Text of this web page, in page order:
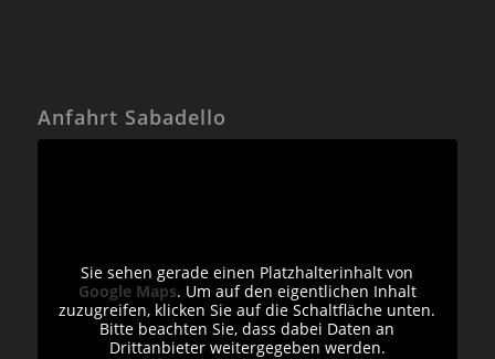
Anfahrt Sabadello
Sie sehen gerade einen Platzhalterinhalt von
Google Maps. Um auf den eigentlichen Inhalt
zuzugreifen, klicken Sie auf die Schaltfläche unten.
Bitte beachten Sie, dass dabei Daten an
Drittanbieter weitergegeben werden.